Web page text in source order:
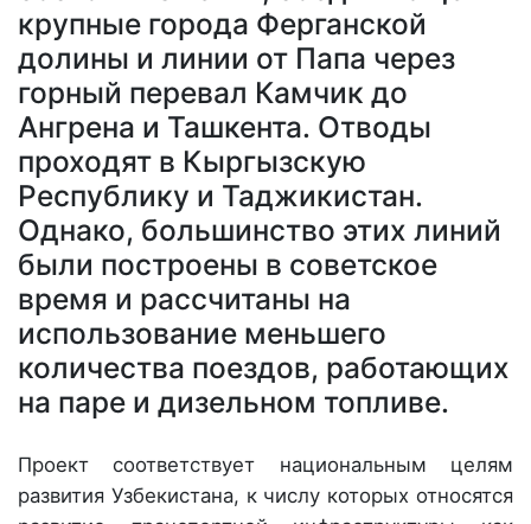
крупные города Ферганской
долины и линии от Папа через
горный перевал Камчик до
Ангрена и Ташкента. Отводы
проходят в Кыргызскую
Республику и Таджикистан.
Однако, большинство этих линий
были построены в советское
время и рассчитаны на
использование меньшего
количества поездов, работающих
на паре и дизельном топливе.
Проект соответствует национальным целям
развития Узбекистана, к числу которых относятся